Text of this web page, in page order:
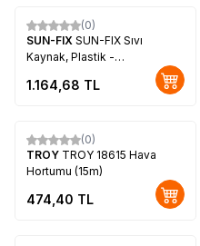
(0)
SUN-FIX SUN-FIX Sıvı
Kaynak, Plastik -
1.164,68 TL
(0)
TROY TROY 18615 Hava
Hortumu (15m)
474,40 TL